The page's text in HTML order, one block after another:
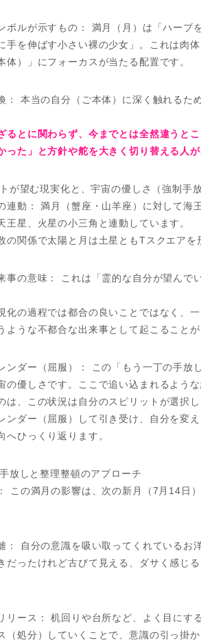
ボルが示すもの： 満月（月）は「ハーブ
手を伸ばす小さい裸の少女」。これは肉
体）」にフォーカスが当たる配置です。
： 本当の自分（ご本体）に深く触れるた
るとに関わらず、今までとは全然違うと
った」と方針や舵を大きく切り替える人
が望む現実化と、宇宙の優しさ（強制手放
連動： 満月（蟹座・山羊座）に対して海
王星、火星の小三角と連動しています。
の関係で太陽と月は土星ともTスクエアを
事の意味： これは「霊的な自分が望んで
化の過程では都合の良いことではなく、
ような不都合な出来事として起こることが
ンダー（屈服）： この「もう一丁の手放
の優しさです。ここで追い込まれるよう
は、この状況は自分のスピリットが選択
ンダー（屈服）して引き受け、自分を変
へひっくり返ります。
放しと整理整頓のアプローチ
この満月の影響は、次の新月（7月14日
： 自分の意識を吸い取ってくれているお
だったけれど古びて見える、ダサく感じ
リース： 机回りや台所など、よく目にす
（処分）していくことで、意識の引っ掛